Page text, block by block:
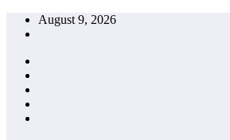
Skip
August 9, 2026